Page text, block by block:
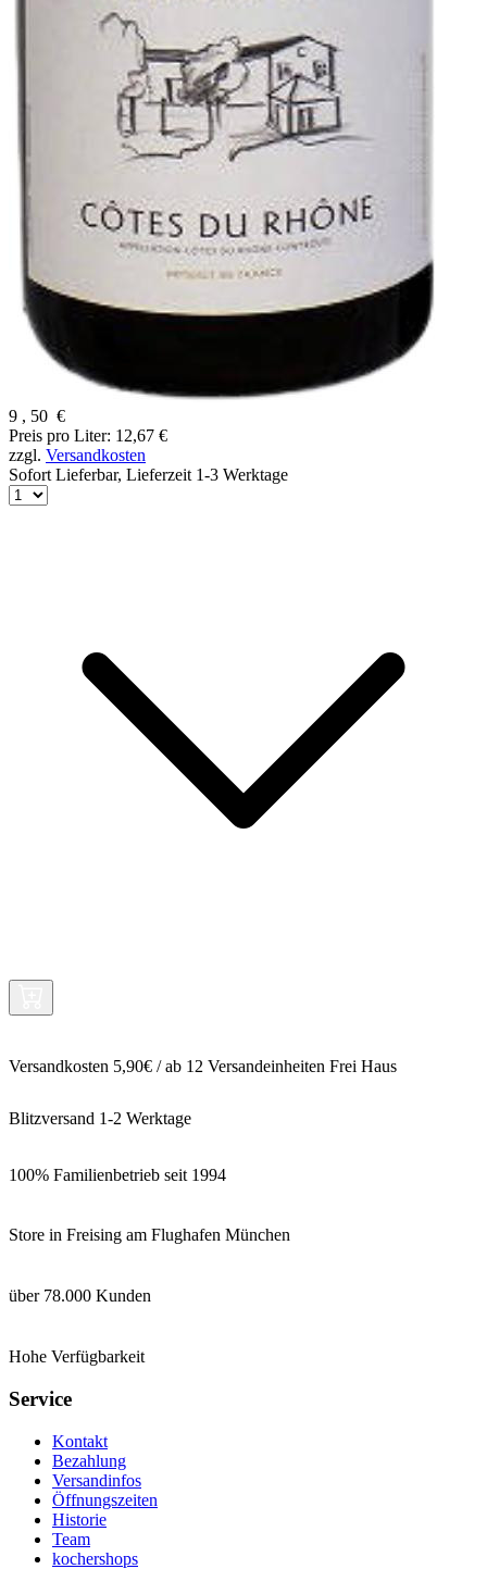
9 , 50 €
Preis pro Liter: 12,67 €
zzgl. Versandkosten
Sofort Lieferbar, Lieferzeit 1-3 Werktage
Versandkosten 5,90€ / ab 12 Versandeinheiten Frei Haus
Blitzversand 1-2 Werktage
100% Familienbetrieb seit 1994
Store in Freising am Flughafen München
über 78.000 Kunden
Hohe Verfügbarkeit
Service
Kontakt
Bezahlung
Versandinfos
Öffnungszeiten
Historie
Team
kochershops